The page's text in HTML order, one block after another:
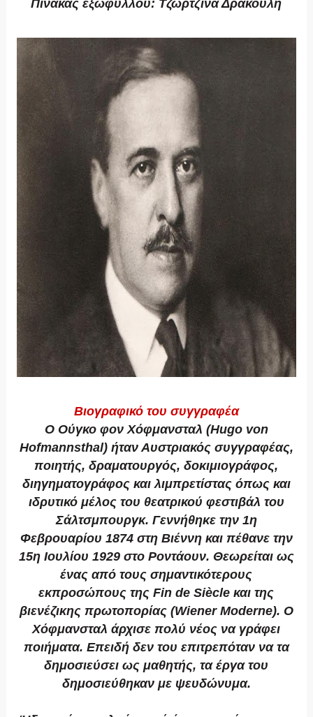
Πίνακας εξωφύλλου: Τζωρτζίνα Δρακούλη
Βιογραφικό του συγγραφέα
Ο Ούγκο φον Χόφμανσταλ (Hugo von
Hofmannsthal) ήταν Αυστριακός συγγραφέας,
ποιητής, δραματουργός, δοκιμιογράφος,
διηγηματογράφος και λιμπρετίστας όπως και
ιδρυτικό μέλος του θεατρικού φεστιβάλ του
Σάλτσμπουργκ. Γεννήθηκε την 1η
Φεβρουαρίου 1874 στη Βιέννη και πέθανε την
15η Ιουλίου 1929 στο Ροντάουν. Θεωρείται ως
ένας από τους σημαντικότερους
εκπροσώπους της Fin de Siècle και της
βιενέζικης πρωτοπορίας (Wiener Moderne). Ο
Χόφμανσταλ άρχισε πολύ νέος να γράφει
ποιήματα. Επειδή δεν του επιτρεπόταν να τα
δημοσιεύσει ως μαθητής, τα έργα του
δημοσιεύθηκαν με ψευδώνυμα.